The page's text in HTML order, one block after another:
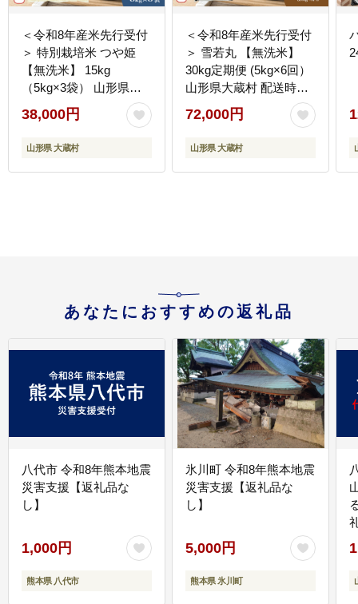
＜令和8年産米先行受付
＞ 特別栽培米 つや姫
【無洗米】 15kg
（5kg×3袋） 山形県大
蔵村 配送時期指定でき
ます！
38,000円
山形県 大蔵村
＜令和8年産米先行受付
＞ 雪若丸 【無洗米】
30kg定期便 (5kg×6回）
山形県大蔵村 配送時期
指定できます！
72,000円
山形県 大蔵村
あなたにおすすめの返礼品
八代市 令和8年熊本地震
災害支援【返礼品な
し】
1,000円
熊本県 八代市
氷川町 令和8年熊本地震
災害支援【返礼品な
し】
5,000円
熊本県 氷川町